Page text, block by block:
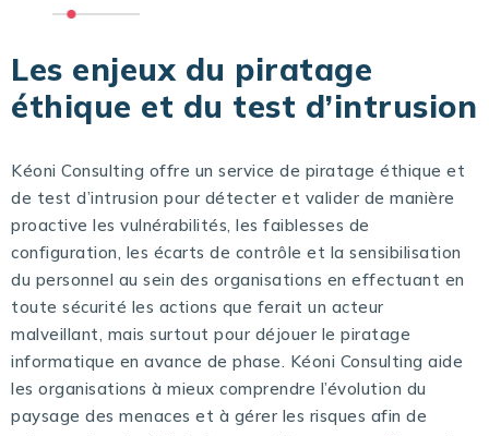
Les enjeux du piratage
éthique et du test d’intrusion
Kéoni Consulting offre un service de piratage éthique et
de test d’intrusion pour détecter et valider de manière
proactive les vulnérabilités, les faiblesses de
configuration, les écarts de contrôle et la sensibilisation
du personnel au sein des organisations en effectuant en
toute sécurité les actions que ferait un acteur
malveillant, mais surtout pour déjouer le piratage
informatique en avance de phase. Kéoni Consulting aide
les organisations à mieux comprendre l’évolution du
paysage des menaces et à gérer les risques afin de